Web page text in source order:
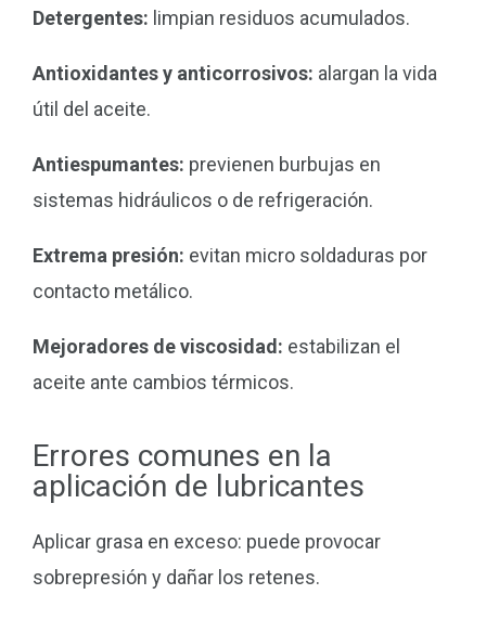
Detergentes: limpian residuos acumulados.
Antioxidantes y anticorrosivos: alargan la vida
útil del aceite.
Antiespumantes: previenen burbujas en
sistemas hidráulicos o de refrigeración.
Extrema presión: evitan micro soldaduras por
contacto metálico.
Mejoradores de viscosidad: estabilizan el
aceite ante cambios térmicos.
Errores comunes en la
aplicación de lubricantes
Aplicar grasa en exceso: puede provocar
sobrepresión y dañar los retenes.